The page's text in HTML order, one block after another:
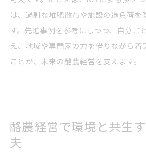
は、過剰な堆肥散布や施設の過負荷を
す。先進事例を参考にしつつ、自分ご
え、地域や専門家の力を借りながら着
ことが、未来の酪農経営を支えます。
酪農経営で環境と共生
夫